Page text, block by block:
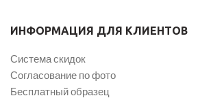
ИНФОРМАЦИЯ ДЛЯ КЛИЕНТОВ
Система скидок
Согласование по фото
Бесплатный образец